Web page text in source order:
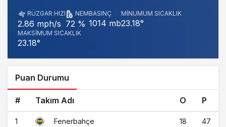
RÜZGAR HIZI
2.86 mph/s
NEM
72 %
BASINÇ
1014 mb
MINUMUM SICAKLIK
23.18°
MAKSIMUM SICAKLIK
23.18°
Puan Durumu
# Takım Adı O P
1 Fenerbahçe 18 47